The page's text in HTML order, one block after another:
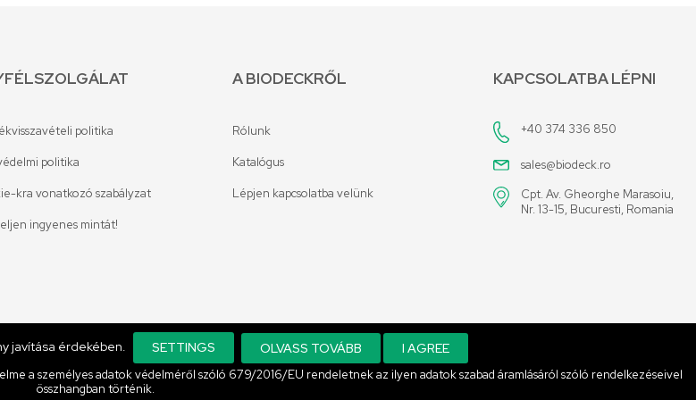
politika
politika
kra vonatkozó szabályzat
ingyenes mintát!
A BIODECKRŐL
Rólunk
Katalógus
Lépjen kapcsolatba velünk
KAPCSOLATBA LÉPNI
+40 374 336 850
sales@biodeck.ro
Cpt. Av. Gheorghe Marasoiu,
Nr. 13-15, Bucuresti, Romania
javítása érdekében. SETTINGS OLVASS TOVÁBB I AGREE
a személyes adatok védelméről szóló 679/2016/EU rendeletnek az ilyen adatok szabad áramlásáról szóló rendelkezéseivel
összhangban történik.